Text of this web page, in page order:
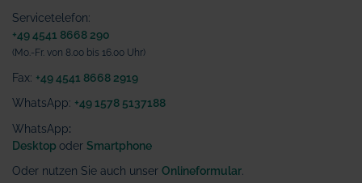
Servicetelefon:
+49 4541 8668 290
(Mo.-Fr. von 8.00 bis 16.00 Uhr)
Fax: +49 4541 8668 2919
WhatsApp: +49 1578 5137188
WhatsApp:
Desktop oder Smartphone
Oder nutzen Sie auch unser Onlineformular